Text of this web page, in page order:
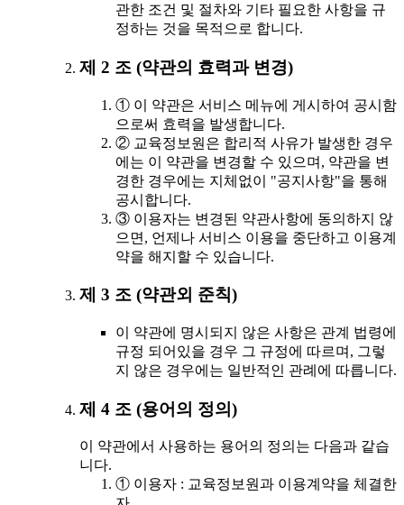
관한 조건 및 절차와 기타 필요한 사항을 규
정하는 것을 목적으로 합니다.
제 2 조 (약관의 효력과 변경)
① 이 약관은 서비스 메뉴에 게시하여 공시함
으로써 효력을 발생합니다.
② 교육정보원은 합리적 사유가 발생한 경우
에는 이 약관을 변경할 수 있으며, 약관을 변
경한 경우에는 지체없이 "공지사항"을 통해
공시합니다.
③ 이용자는 변경된 약관사항에 동의하지 않
으면, 언제나 서비스 이용을 중단하고 이용계
약을 해지할 수 있습니다.
제 3 조 (약관외 준칙)
이 약관에 명시되지 않은 사항은 관계 법령에
규정 되어있을 경우 그 규정에 따르며, 그렇
지 않은 경우에는 일반적인 관례에 따릅니다.
제 4 조 (용어의 정의)
이 약관에서 사용하는 용어의 정의는 다음과 같습
니다.
① 이용자 : 교육정보원과 이용계약을 체결한